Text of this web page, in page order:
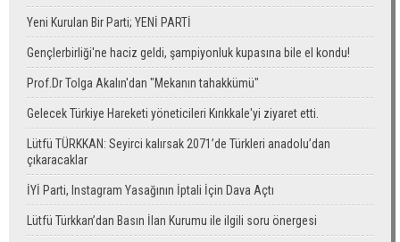
Yeni Kurulan Bir Parti; YENİ PARTİ
Gençlerbirliği'ne haciz geldi, şampiyonluk kupasına bile el kondu!
Prof.Dr Tolga Akalın'dan "Mekanın tahakkümü"
Gelecek Türkiye Hareketi yöneticileri Kırıkkale'yi ziyaret etti.
Lütfü TÜRKKAN: Seyirci kalırsak 2071’de Türkleri anadolu’dan
çıkaracaklar
İYİ Parti, Instagram Yasağının İptali İçin Dava Açtı
Lütfü Türkkan’dan Basın İlan Kurumu ile ilgili soru önergesi